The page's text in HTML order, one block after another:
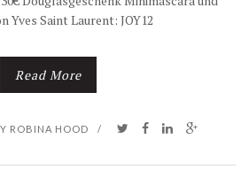
Yves Saint Laurent: JOY12
Read More
ROBINA HOOD /